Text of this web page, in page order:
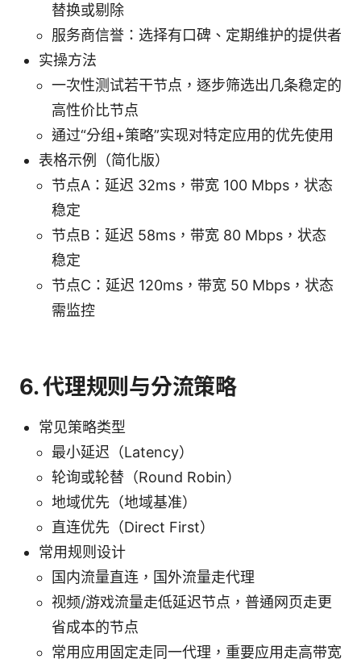
替换或剔除
服务商信誉：选择有口碑、定期维护的提供者
实操方法
一次性测试若干节点，逐步筛选出几条稳定的
高性价比节点
通过“分组+策略”实现对特定应用的优先使用
表格示例（简化版）
节点A：延迟 32ms，带宽 100 Mbps，状态
稳定
节点B：延迟 58ms，带宽 80 Mbps，状态
稳定
节点C：延迟 120ms，带宽 50 Mbps，状态
需监控
6. 代理规则与分流策略
常见策略类型
最小延迟（Latency）
轮询或轮替（Round Robin）
地域优先（地域基准）
直连优先（Direct First）
常用规则设计
国内流量直连，国外流量走代理
视频/游戏流量走低延迟节点，普通网页走更
省成本的节点
常用应用固定走同一代理，重要应用走高带宽